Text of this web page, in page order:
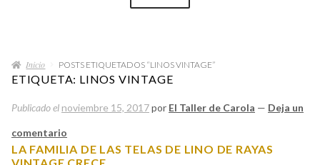
PROYECTOS
QUÉ HACEMOS
QUIÉNES SOMOS
Inicio POSTS ETIQUETADOS “LINOS VINTAGE”
ETIQUETA: LINOS VINTAGE
Publicado el noviembre 15, 2017por El Taller de Carola — Deja un
comentario
LA FAMILIA DE LAS TELAS DE LINO DE RAYAS